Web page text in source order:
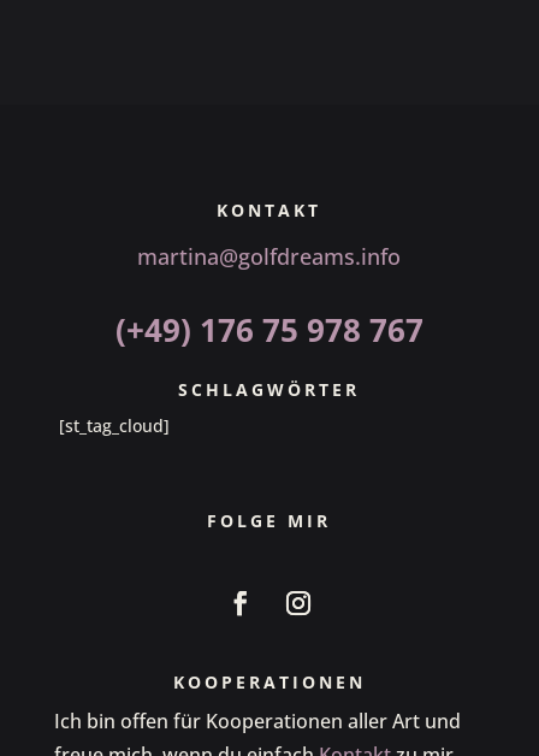
KONTAKT
martina@golfdreams.info
(+49) 176 75 978 767
SCHLAGWÖRTER
[st_tag_cloud]
FOLGE MIR
KOOPERATIONEN
Ich bin offen für Kooperationen aller Art und